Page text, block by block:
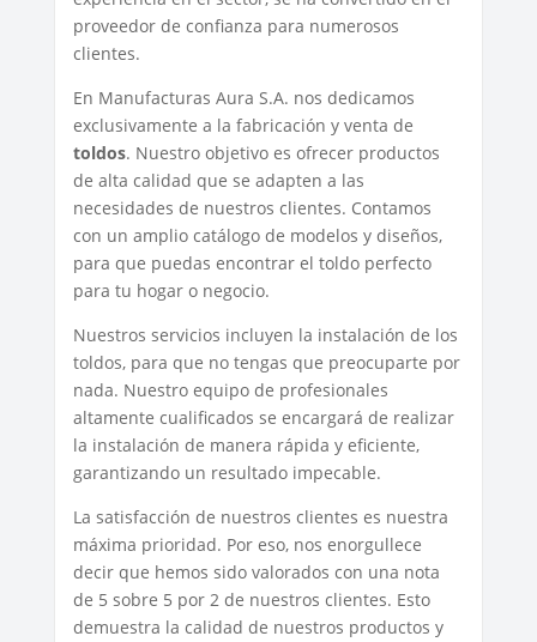
proveedor de confianza para numerosos
clientes.
En Manufacturas Aura S.A. nos dedicamos
exclusivamente a la fabricación y venta de
toldos. Nuestro objetivo es ofrecer productos
de alta calidad que se adapten a las
necesidades de nuestros clientes. Contamos
con un amplio catálogo de modelos y diseños,
para que puedas encontrar el toldo perfecto
para tu hogar o negocio.
Nuestros servicios incluyen la instalación de los
toldos, para que no tengas que preocuparte por
nada. Nuestro equipo de profesionales
altamente cualificados se encargará de realizar
la instalación de manera rápida y eficiente,
garantizando un resultado impecable.
La satisfacción de nuestros clientes es nuestra
máxima prioridad. Por eso, nos enorgullece
decir que hemos sido valorados con una nota
de 5 sobre 5 por 2 de nuestros clientes. Esto
demuestra la calidad de nuestros productos y